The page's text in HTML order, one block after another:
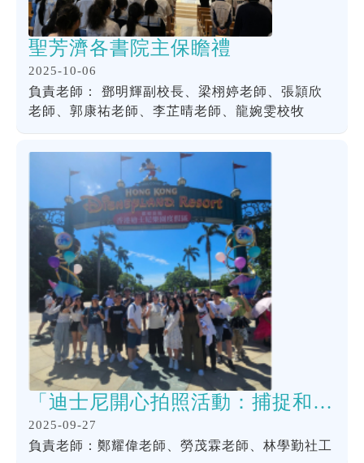
聖芳濟各書院主保瞻禮
2025-10-06
負責老師： 鄧明輝副校長、梁栩婷老師、張頴欣
老師、郭康祐老師、李芷晴老師、龍婉雯校牧
「迪士尼開心拍照活動：捕捉和老best 的快樂時光」活動
2025-09-27
負責老師：鄭耀偉老師、勞茂霖老師、林學勤社工